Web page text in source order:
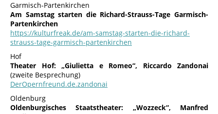
Garmisch-Partenkirchen
Am Samstag starten die Richard-Strauss-Tage Garmisch-
Partenkirchen
https://kulturfreak.de/am-samstag-starten-die-richard-
strauss-tage-garmisch-partenkirchen
Hof
Theater Hof: „Giulietta e Romeo“, Riccardo Zandonai
(zweite Besprechung)
DerOpernfreund.de.zandonai
Oldenburg
Oldenburgisches Staatstheater: „Wozzeck“, Manfred